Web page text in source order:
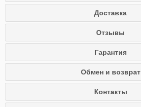
Доставка
Отзывы
Гарантия
Обмен и возврат
Контакты